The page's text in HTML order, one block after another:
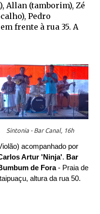
Allan (tamborim), Zé
Pedro
em frente à rua 35. A
Sintonia - Bar Canal, 16h
acompanhado por
Artur 'Ninja'. Bar
de Fora- Praia de
altura da rua 50.